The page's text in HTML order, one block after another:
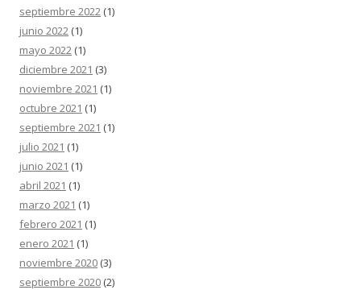
septiembre 2022 (1)
junio 2022 (1)
mayo 2022 (1)
diciembre 2021 (3)
noviembre 2021 (1)
octubre 2021 (1)
septiembre 2021 (1)
julio 2021 (1)
junio 2021 (1)
abril 2021 (1)
marzo 2021 (1)
febrero 2021 (1)
enero 2021 (1)
noviembre 2020 (3)
septiembre 2020 (2)